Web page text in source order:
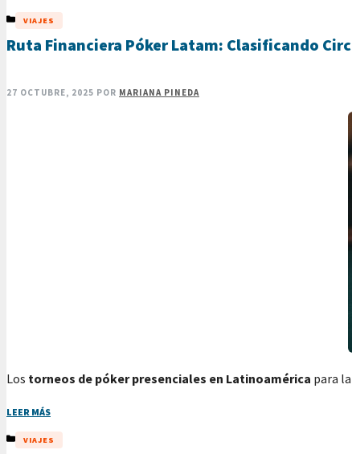
CATEGORÍAS
VIAJES
Ruta Financiera Póker Latam: Clasificando
27 OCTUBRE, 2025 POR MARIANA PINEDA
Los torneos de póker presenciales en Latinoamérica para
LEER MÁS
CATEGORÍAS
VIAJES